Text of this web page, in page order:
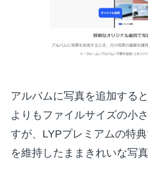
アルバムに写真を追加する
よりもファイルサイズの小
すが、LYPプレミアムの特
を維持したままきれいな写